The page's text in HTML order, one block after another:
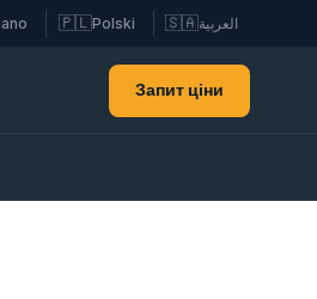
🇵🇱Polski 🇸🇦العربية
Запит ціни